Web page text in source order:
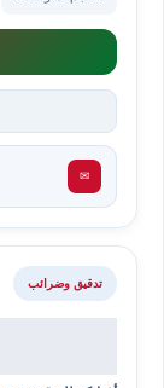
✉
تدقيق وضرائب